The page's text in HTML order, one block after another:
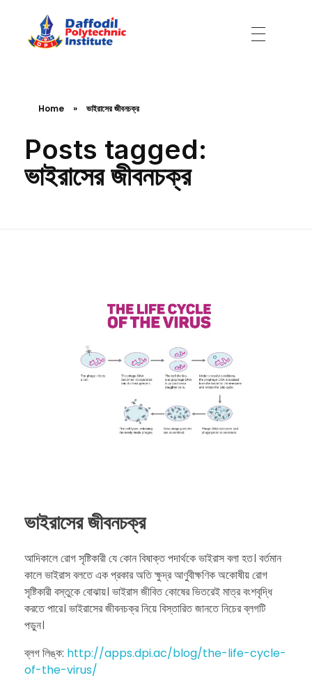
Home » ভাইরাসের জীবনচক্র
Posts tagged:
ভাইরাসের জীবনচক্র
ভাইরাসের জীবনচক্র
আদিকালে রোগ সৃষ্টিকারী যে কোন বিষাক্ত পদার্থকে ভাইরাস বলা হত। বর্তমান
কালে ভাইরাস বলতে এক প্রকার অতি ক্ষুদ্র আণুবীক্ষণিক অকোষীয় রোগ
সৃষ্টিকারী বস্তুকে বোঝায়। ভাইরাস জীবিত কোষের ভিতরেই মাত্র বংশবৃদ্ধি
করতে পারে। ভাইরাসের জীবনচক্র নিয়ে বিস্তারিত জানতে নিচের ব্লগটি
পড়ুন।
ব্লগ লিঙ্ক: http://apps.dpi.ac/blog/the-life-cycle-
of-the-virus/